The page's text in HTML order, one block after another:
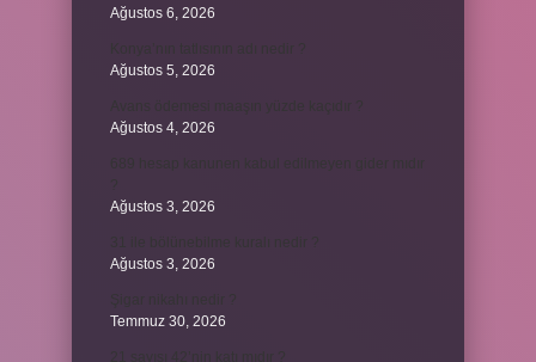
Ağustos 6, 2026
Ağustos 5, 2026
Ağustos 4, 2026
Ağustos 3, 2026
Ağustos 3, 2026
Temmuz 30, 2026